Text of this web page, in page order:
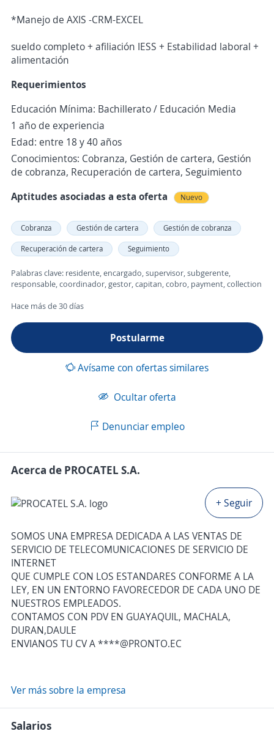
*Manejo de AXIS -CRM-EXCEL
sueldo completo + afiliación IESS + Estabilidad laboral +
alimentación
Requerimientos
Educación Mínima: Bachillerato / Educación Media
1 año de experiencia
Edad: entre 18 y 40 años
Conocimientos: Cobranza, Gestión de cartera, Gestión
de cobranza, Recuperación de cartera, Seguimiento
Aptitudes asociadas a esta oferta
Nuevo
Cobranza Gestión de cartera
Gestión de cobranza
Recuperación de cartera
Seguimiento
Palabras clave: residente, encargado, supervisor, subgerente,
responsable, coordinador, gestor, capitan, cobro, payment, collection
Hace más de 30 días
Postularme
Avísame con ofertas similares
Ocultar oferta
Denunciar empleo
Acerca de PROCATEL S.A.
+ Seguir
SOMOS UNA EMPRESA DEDICADA A LAS VENTAS DE
SERVICIO DE TELECOMUNICACIONES DE SERVICIO DE
INTERNET
QUE CUMPLE CON LOS ESTANDARES CONFORME A LA
LEY, EN UN ENTORNO FAVORECEDOR DE CADA UNO DE
NUESTROS EMPLEADOS.
CONTAMOS CON PDV EN GUAYAQUIL, MACHALA,
DURAN,DAULE
ENVIANOS TU CV A ****@PRONTO.EC
Ver más sobre la empresa
Salarios